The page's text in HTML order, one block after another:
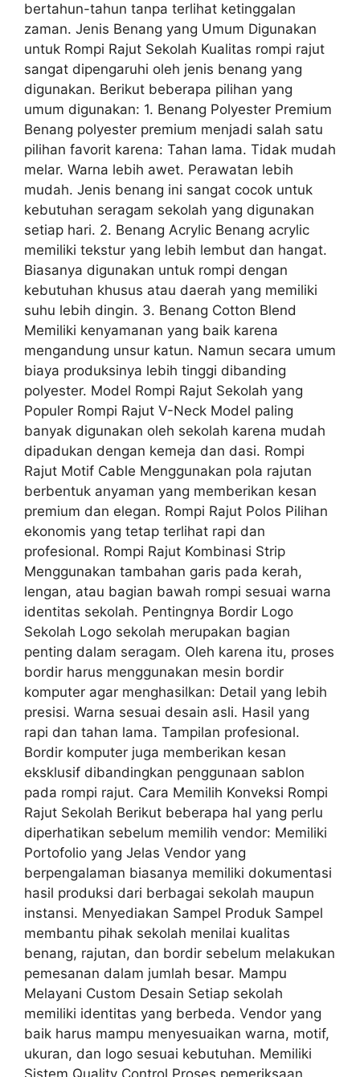
bertahun-tahun tanpa terlihat ketinggalan
zaman. Jenis Benang yang Umum Digunakan
untuk Rompi Rajut Sekolah Kualitas rompi rajut
sangat dipengaruhi oleh jenis benang yang
digunakan. Berikut beberapa pilihan yang
umum digunakan: 1. Benang Polyester Premium
Benang polyester premium menjadi salah satu
pilihan favorit karena: Tahan lama. Tidak mudah
melar. Warna lebih awet. Perawatan lebih
mudah. Jenis benang ini sangat cocok untuk
kebutuhan seragam sekolah yang digunakan
setiap hari. 2. Benang Acrylic Benang acrylic
memiliki tekstur yang lebih lembut dan hangat.
Biasanya digunakan untuk rompi dengan
kebutuhan khusus atau daerah yang memiliki
suhu lebih dingin. 3. Benang Cotton Blend
Memiliki kenyamanan yang baik karena
mengandung unsur katun. Namun secara umum
biaya produksinya lebih tinggi dibanding
polyester. Model Rompi Rajut Sekolah yang
Populer Rompi Rajut V-Neck Model paling
banyak digunakan oleh sekolah karena mudah
dipadukan dengan kemeja dan dasi. Rompi
Rajut Motif Cable Menggunakan pola rajutan
berbentuk anyaman yang memberikan kesan
premium dan elegan. Rompi Rajut Polos Pilihan
ekonomis yang tetap terlihat rapi dan
profesional. Rompi Rajut Kombinasi Strip
Menggunakan tambahan garis pada kerah,
lengan, atau bagian bawah rompi sesuai warna
identitas sekolah. Pentingnya Bordir Logo
Sekolah Logo sekolah merupakan bagian
penting dalam seragam. Oleh karena itu, proses
bordir harus menggunakan mesin bordir
komputer agar menghasilkan: Detail yang lebih
presisi. Warna sesuai desain asli. Hasil yang
rapi dan tahan lama. Tampilan profesional.
Bordir komputer juga memberikan kesan
eksklusif dibandingkan penggunaan sablon
pada rompi rajut. Cara Memilih Konveksi Rompi
Rajut Sekolah Berikut beberapa hal yang perlu
diperhatikan sebelum memilih vendor: Memiliki
Portofolio yang Jelas Vendor yang
berpengalaman biasanya memiliki dokumentasi
hasil produksi dari berbagai sekolah maupun
instansi. Menyediakan Sampel Produk Sampel
membantu pihak sekolah menilai kualitas
benang, rajutan, dan bordir sebelum melakukan
pemesanan dalam jumlah besar. Mampu
Melayani Custom Desain Setiap sekolah
memiliki identitas yang berbeda. Vendor yang
baik harus mampu menyesuaikan warna, motif,
ukuran, dan logo sesuai kebutuhan. Memiliki